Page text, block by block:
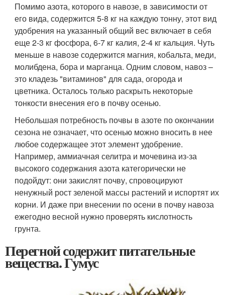
Помимо азота, которого в навозе, в зависимости от
его вида, содержится 5-8 кг на каждую тонну, этот вид
удобрения на указанный общий вес включает в себя
еще 2-3 кг фосфора, 6-7 кг калия, 2-4 кг кальция. Чуть
меньше в навозе содержится магния, кобальта, меди,
молибдена, бора и марганца. Одним словом, навоз –
это кладезь "витаминов" для сада, огорода и
цветника. Осталось только раскрыть некоторые
тонкости внесения его в почву осенью.
Небольшая потребность почвы в азоте по окончании
сезона не означает, что осенью можно вносить в нее
любое содержащее этот элемент удобрение.
Например, аммиачная селитра и мочевина из-за
высокого содержания азота категорически не
подойдут: они закислят почву, спровоцируют
ненужный рост зеленой массы растений и испортят их
корни. И даже при внесении по осени в почву навоза
ежегодно весной нужно проверять кислотность
грунта.
Перегной содержит питательные
вещества. Гумус